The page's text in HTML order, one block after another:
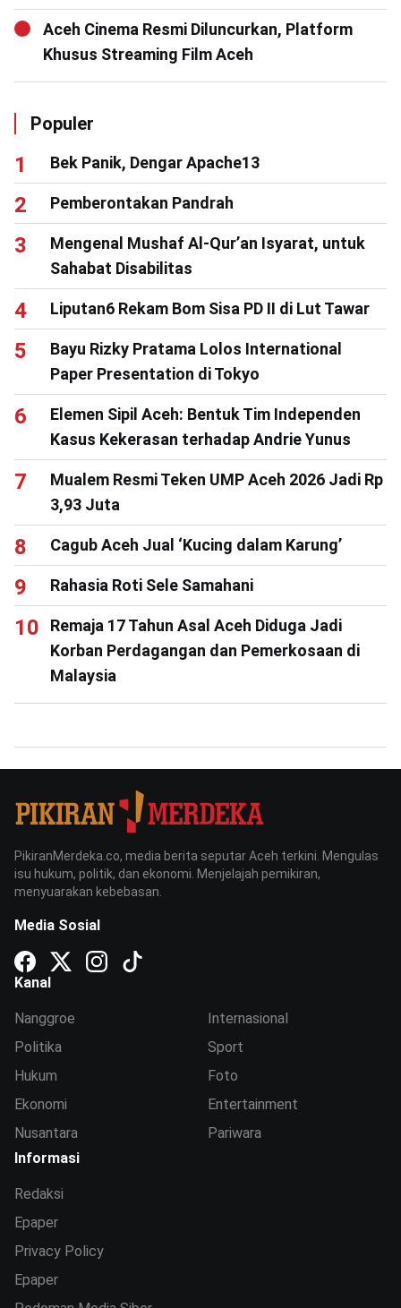
Aceh Cinema Resmi Diluncurkan, Platform
Khusus Streaming Film Aceh
Populer
Bek Panik, Dengar Apache13
Pemberontakan Pandrah
Mengenal Mushaf Al-Qur’an Isyarat, untuk
Sahabat Disabilitas
Liputan6 Rekam Bom Sisa PD II di Lut Tawar
Bayu Rizky Pratama Lolos International
Paper Presentation di Tokyo
Elemen Sipil Aceh: Bentuk Tim Independen
Kasus Kekerasan terhadap Andrie Yunus
Mualem Resmi Teken UMP Aceh 2026 Jadi Rp
3,93 Juta
Cagub Aceh Jual ‘Kucing dalam Karung’
Rahasia Roti Sele Samahani
Remaja 17 Tahun Asal Aceh Diduga Jadi
Korban Perdagangan dan Pemerkosaan di
Malaysia
PikiranMerdeka.co, media berita seputar Aceh terkini. Mengulas
isu hukum, politik, dan ekonomi. Menjelajah pemikiran,
menyuarakan kebebasan.
Media Sosial
Kanal
Nanggroe
Politika
Hukum
Ekonomi
Nusantara
Internasional
Sport
Foto
Entertainment
Pariwara
Informasi
Redaksi
Epaper
Privacy Policy
Epaper